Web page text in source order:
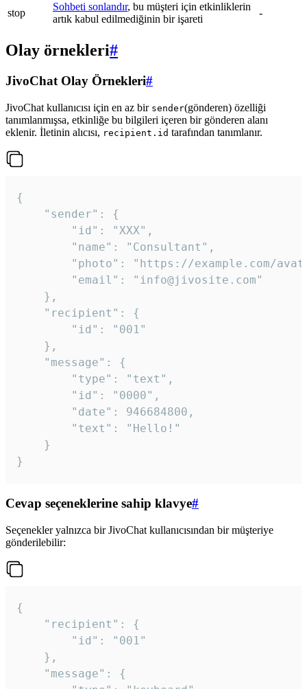
stop
Sohbeti sonlandır, bu müşteri için etkinliklerin
artık kabul edilmediğinin bir işareti
-
Olay örnekleri#
JivoChat Olay Örnekleri#
JivoChat kullanıcısı için en az bir sender(gönderen) özelliği
tanımlanmışsa, etkinliğe bu bilgileri içeren bir gönderen alanı
eklenir. İletinin alıcısı, recipient.id tarafından tanımlanır.
{
}
Cevap seçeneklerine sahip klavye#
Seçenekler yalnızca bir JivoChat kullanıcısından bir müşteriye
gönderilebilir:
{